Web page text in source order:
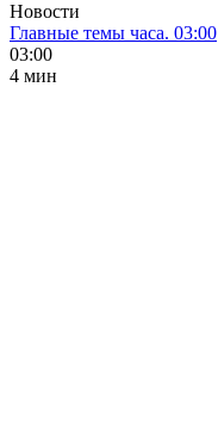
Новости
Главные темы часа. 03:00
03:00
4 мин